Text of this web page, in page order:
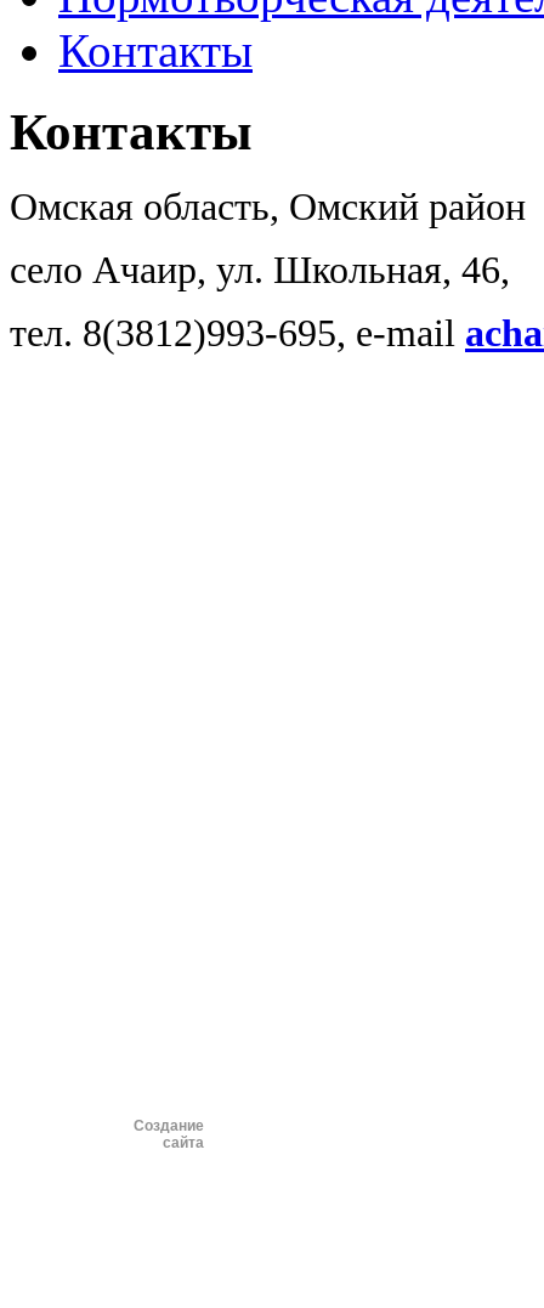
Контакты
Контакты
Омская область, Омский район
село Ачаир, ул. Школьная, 46,
тел. 8(3812)993-695, e-mail
Создание
сайта